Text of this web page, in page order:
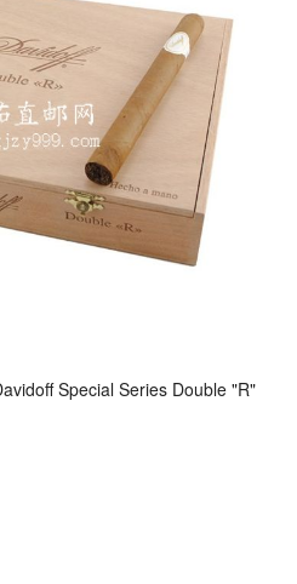
Special Series Double "R"